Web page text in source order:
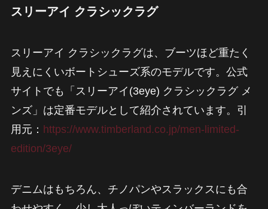
スリーアイ クラシックラグ
スリーアイ クラシックラグは、ブーツほど重たく
見えにくいボートシューズ系のモデルです。公式
サイトでも「スリーアイ(3eye) クラシックラグ メ
ンズ」は定番モデルとして紹介されています。引
用元： https://www.timberland.co.jp/men-limited-
edition/3eye/
デニムはもちろん、チノパンやスラックスにも合